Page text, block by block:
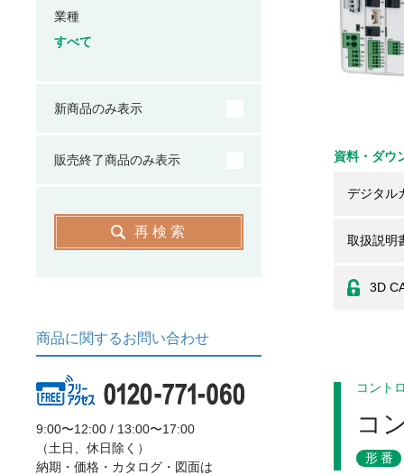
資料・ダウ
デジタル
取扱説明
3D
コント
コ
形番
業種
すべて
新商品のみ表示
販売終了商品のみ表示
再検索
商品に関するお問い合わせ
9:00〜12:00 / 13:00〜17:00
（土日、休日除く）
納期・価格・カタログ・図面は